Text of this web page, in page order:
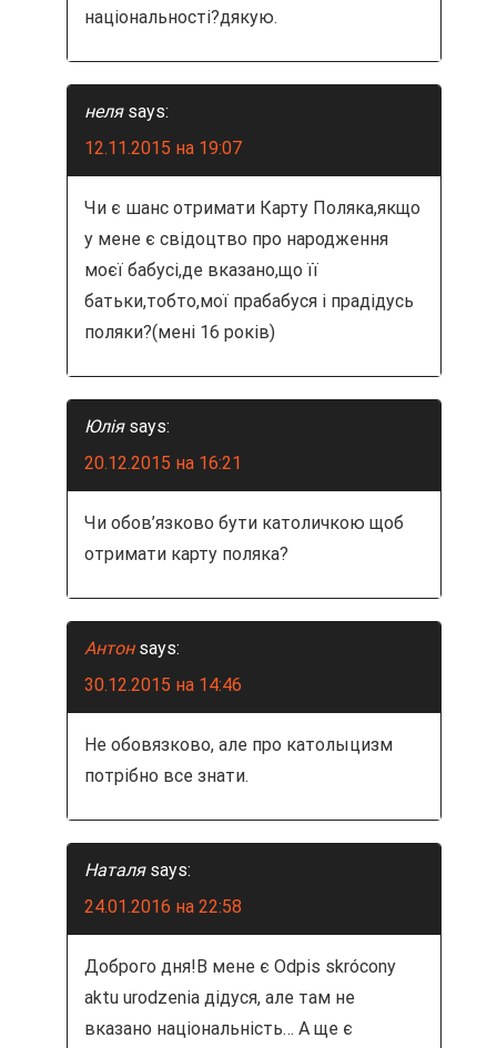
національності?дякую.
неля says:
12.11.2015 на 19:07
Чи є шанс отримати Карту Поляка,якщо
у мене є свідоцтво про народження
моєї бабусі,де вказано,що її
батьки,тобто,мої прабабуся і прадідусь
поляки?(мені 16 років)
Юлія says:
20.12.2015 на 16:21
Чи обов’язково бути католичкою щоб
отримати карту поляка?
Антон says:
30.12.2015 на 14:46
Не обовязково, але про католыцизм
потрібно все знати.
Наталя says:
24.01.2016 на 22:58
Доброго дня!В мене є Оdpis skrócony
aktu urodzenia дідуся, але там не
вказано національність… А ще є